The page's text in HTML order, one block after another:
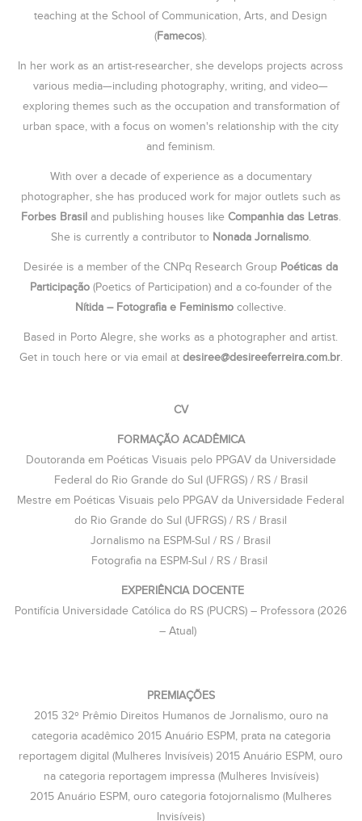
teaching at the School of Communication, Arts, and Design
(Famecos).
In her work as an artist-researcher, she develops projects across
various media—including photography, writing, and video—
exploring themes such as the occupation and transformation of
urban space, with a focus on women's relationship with the city
and feminism.
With over a decade of experience as a documentary
photographer, she has produced work for major outlets such as
Forbes Brasil and publishing houses like Companhia das Letras.
She is currently a contributor to Nonada Jornalismo.
Desirée is a member of the CNPq Research Group Poéticas da
Participação(Poetics of Participation) and a co-founder of the
Nítida – Fotografia e Feminismo collective.
Based in Porto Alegre, she works as a photographer and artist.
Get in touch here or via email at desiree@desireeferreira.com.br.
CV
FORMAÇÃO ACADÊMICA
Doutoranda em Poéticas Visuais pelo PPGAV da Universidade
Federal do Rio Grande do Sul (UFRGS) / RS / Brasil
Mestre em Poéticas Visuais pelo PPGAV da Universidade Federal
do Rio Grande do Sul (UFRGS) / RS / Brasil
Jornalismo na ESPM-Sul / RS / Brasil
Fotografia na ESPM-Sul / RS / Brasil
EXPERIÊNCIA DOCENTE
Pontifícia Universidade Católica do RS (PUCRS) – Professora (2026
– Atual)
PREMIAÇÕES
2015 32º Prêmio Direitos Humanos de Jornalismo, ouro na
categoria acadêmico 2015 Anuário ESPM, prata na categoria
reportagem digital (Mulheres Invisíveis) 2015 Anuário ESPM, ouro
na categoria reportagem impressa (Mulheres Invisíveis)
2015 Anuário ESPM, ouro categoria fotojornalismo (Mulheres
Invisíveis)